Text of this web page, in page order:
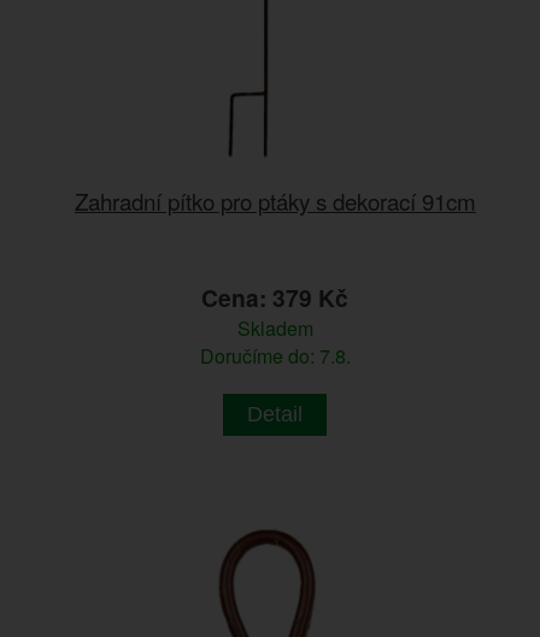
Zahradní pítko pro ptáky s dekorací 91cm
Cena: 379 Kč
Skladem
Doručíme do: 7.8.
Detail